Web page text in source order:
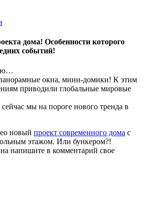
дома! Особенности которого
событий!
окна, мини-домики! К этим
приводили глобальные мировые
мы на пороге нового тренда в
новый проект современного дома с
этажом. Или бункером?!
напишите в комментарий свое